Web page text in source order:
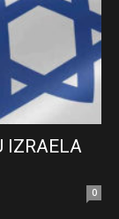
IZRAELA
0